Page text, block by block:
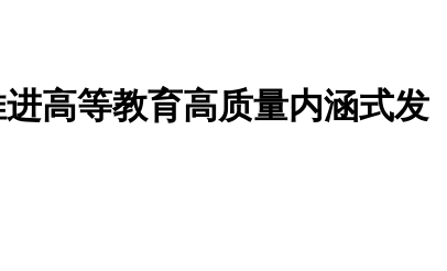
高等教育高质量内涵式发